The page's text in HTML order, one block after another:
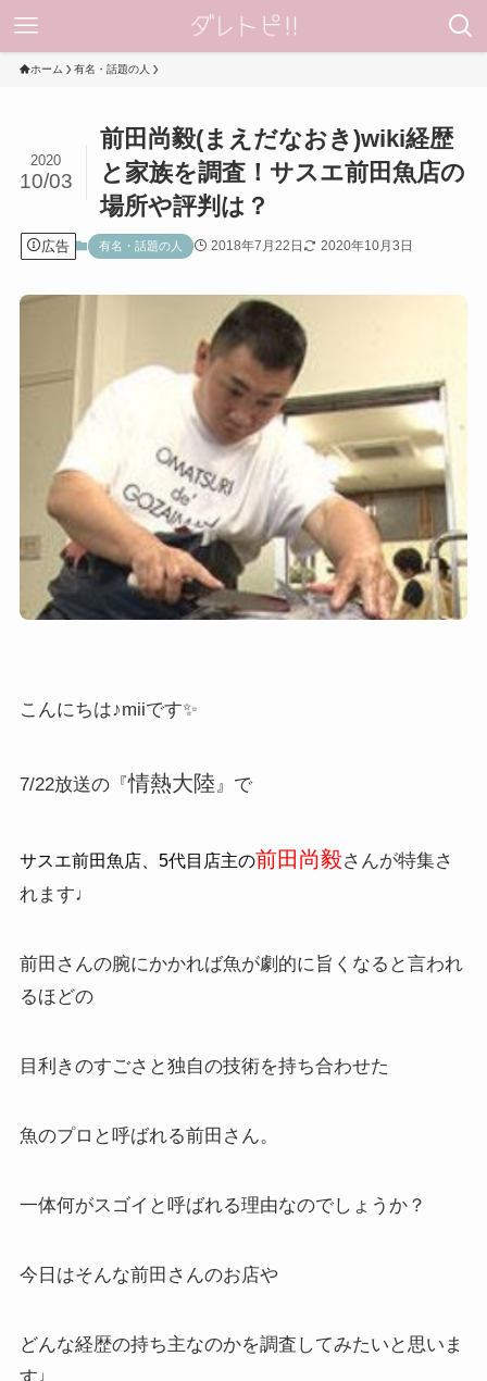
ホーム 有名・話題の人
前田尚毅(まえだなおき)wiki経歴
と家族を調査！サスエ前田魚店の
場所や評判は？
2020
10/03
広告 有名・話題の人 2018年7月22日 2020年10月3日
こんにちは♪miiです✨
7/22放送の『情熱大陸 』で
サスエ前田魚店、5代目店主の前田尚毅さんが特集さ
れます♩
前田さんの腕にかかれば魚が劇的に旨くなると言われ
るほどの
目利きのすごさと独自の技術を持ち合わせた
魚のプロと呼ばれる前田さん。
一体何がスゴイと呼ばれる理由なのでしょうか？
今日はそんな前田さんのお店や
どんな経歴の持ち主なのかを調査してみたいと思いま